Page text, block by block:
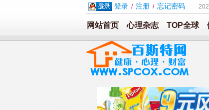
登录 / 注册 / 忘记密码
网站首页 心理杂志 TOP全球